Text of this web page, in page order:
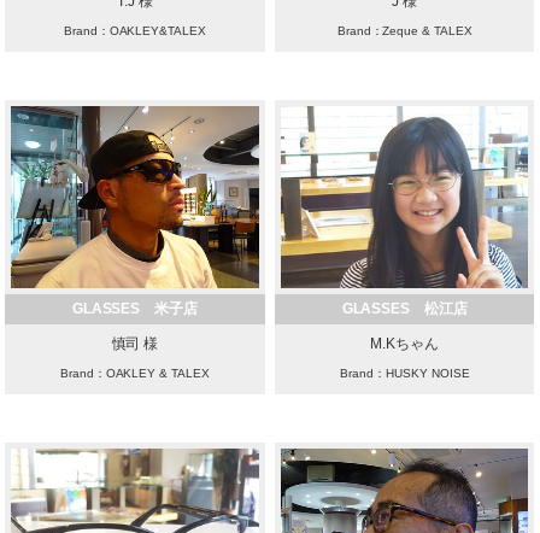
Brand：OAKLEY&TALEX Brand：Zeque & TALEX
GLASSES 米子店
慎司 様
Brand：OAKLEY & TALEX
GLASSES 松江店
M.Kちゃん
Brand：HUSKY NOISE